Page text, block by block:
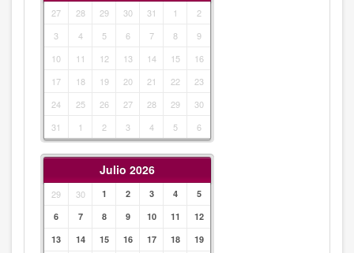
27 28 29 30 31 1
2
3
4 5 6 7 8
9
10
11 12 13 14 15
16
17
18 19 20 21 22
23
24
25 26 27 28 29
30
31
1 2 3 4 5 6
Julio 2026
29 30 1 2 3 4
5
6
7 8 9 10 11
12
13
14 15 16 17 18
19